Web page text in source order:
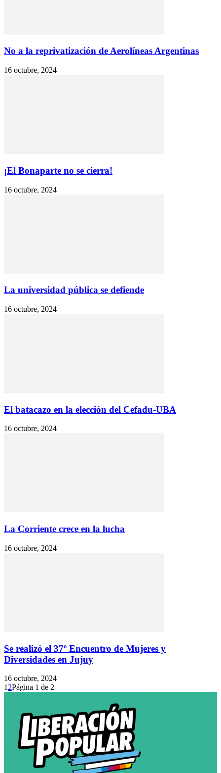
No a la reprivatización de Aerolíneas Argentinas
16 octubre, 2024
¡El Bonaparte no se cierra!
16 octubre, 2024
La universidad pública se defiende
16 octubre, 2024
El batacazo en la elección del Cefadu-UBA
16 octubre, 2024
La Corriente crece en la lucha
16 octubre, 2024
Se realizó el 37º Encuentro de Mujeres y
Diversidades en Jujuy
16 octubre, 2024
1 2Página 1 de 2